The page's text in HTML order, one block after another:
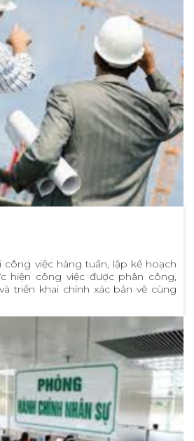
công việc hàng tuần, lập kế hoạch
hiện công việc được phân công,
triển khai chính xác bản vẽ cùng